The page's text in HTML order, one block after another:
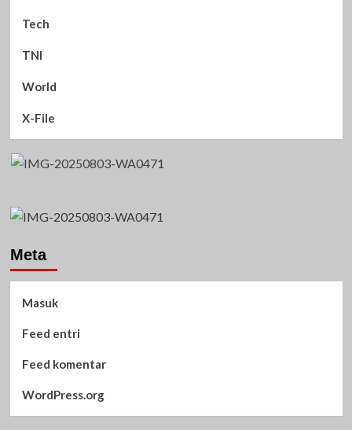
Tech
TNI
World
X-File
Meta
Masuk
Feed entri
Feed komentar
WordPress.org